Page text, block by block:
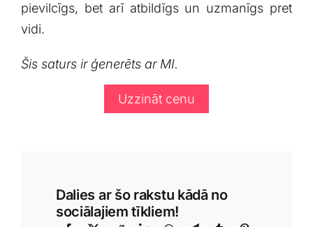
pievilcīgs, bet arī ⁣atbildīgs un uzmanīgs ​pret
vidi.
Šis saturs ir ģenerēts⁣ ar MI.
Uzzināt cenu
Dalies ar šo rakstu kādā no
sociālajiem tīkliem!